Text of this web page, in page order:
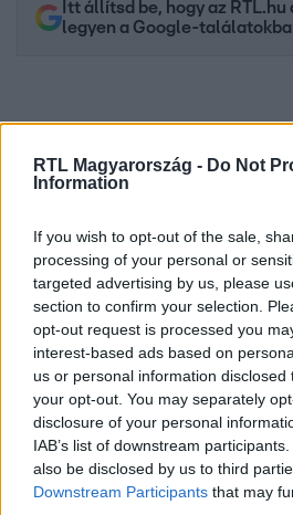
RTL Magyarország - Do Not
Information
If you wish to opt-out of the sale,
processing of your personal or
targeted advertising by us, please
section to confirm your selection.
opt-out request is processed you
interest-based ads based on
us or personal information
your opt-out. You may separately
disclosure of your personal
IAB’s list of downstream
also be disclosed by us to third
Downstream Participants that may
Itt állítsd be, hogy az
legyen a Google-
Kövess minket, és értesülj
Facebookon is!